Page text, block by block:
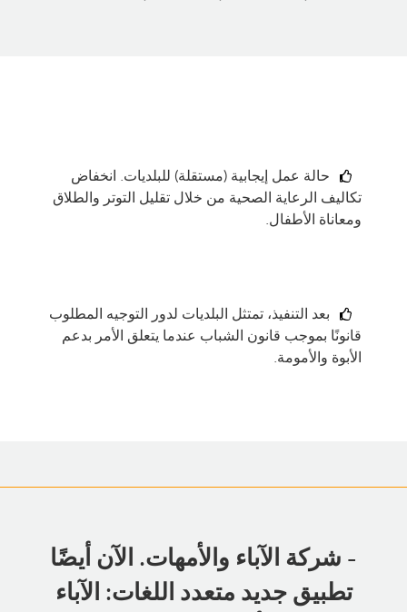
حالة عمل إيجابية (مستقلة) للبلديات. انخفاض
تكاليف الرعاية الصحية من خلال تقليل التوتر والطلاق
ومعاناة الأطفال.
بعد التنفيذ، تمتثل البلديات لدور التوجيه المطلوب
قانونًا بموجب قانون الشباب عندما يتعلق الأمر بدعم
الأبوة والأمومة.
- شركة الآباء والأمهات. الآن أيضًا
تطبيق جديد متعدد اللغات: الآباء